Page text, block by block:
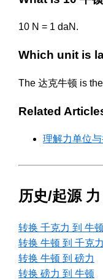
10 N = 1 daN.
Which unit is
The 达克牛顿 is
Related
理解力单位
历史/起源
转换 千克力 到 牛顿
转换 牛顿 到 千克力
转换 牛顿 到 磅力
转换 磅力 到 牛顿